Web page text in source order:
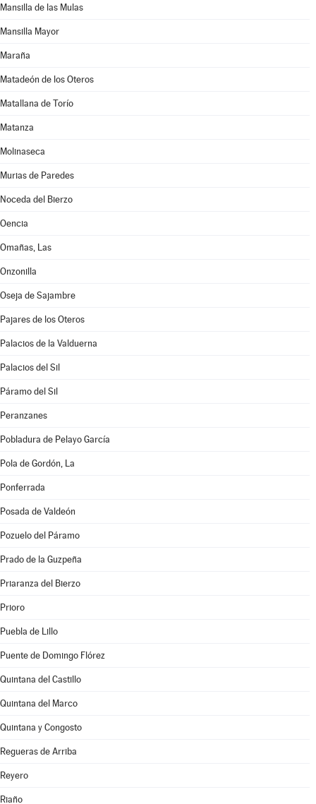
Mansilla de las Mulas
Mansilla Mayor
Maraña
Matadeón de los Oteros
Matallana de Torío
Matanza
Molinaseca
Murias de Paredes
Noceda del Bierzo
Oencia
Omañas, Las
Onzonilla
Oseja de Sajambre
Pajares de los Oteros
Palacios de la Valduerna
Palacios del Sil
Páramo del Sil
Peranzanes
Pobladura de Pelayo García
Pola de Gordón, La
Ponferrada
Posada de Valdeón
Pozuelo del Páramo
Prado de la Guzpeña
Priaranza del Bierzo
Prioro
Puebla de Lillo
Puente de Domingo Flórez
Quintana del Castillo
Quintana del Marco
Quintana y Congosto
Regueras de Arriba
Reyero
Riaño